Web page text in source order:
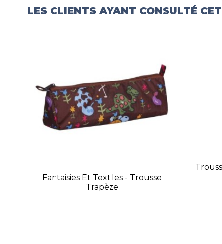
LES CLIENTS AYANT CONSULTÉ
Fantaisies Et Textiles - Trousse
Trapèze